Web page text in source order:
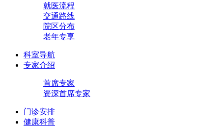
就医流程
交通路线
院区分布
老年专享
科室导航
专家介绍
首席专家
资深首席专家
门诊安排
健康科普